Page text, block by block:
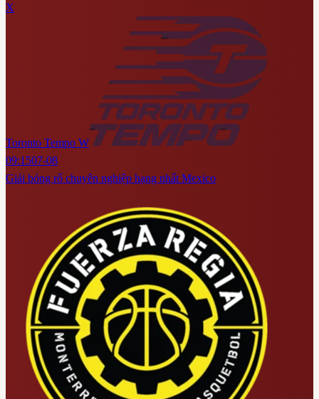
X
Toronto Tempo W
09:1507-08
Giải bóng rổ chuyên nghiệp hạng nhất Mexico